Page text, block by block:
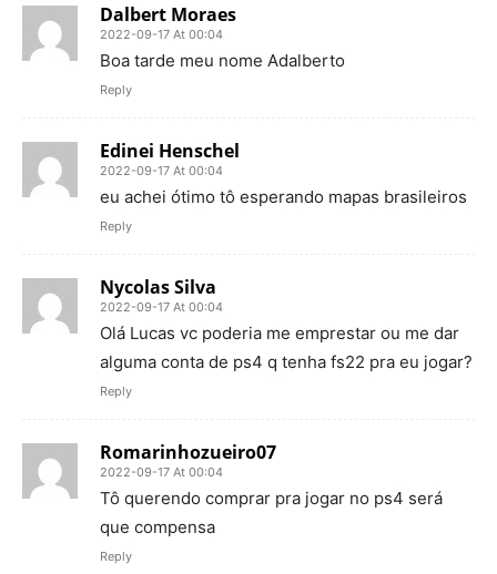
Dalbert Moraes
2022-09-17 At 00:04
Boa tarde meu nome Adalberto
Reply
Edinei Henschel
2022-09-17 At 00:04
eu achei ótimo tô esperando mapas brasileiros
Reply
Nycolas Silva
2022-09-17 At 00:04
Olá Lucas vc poderia me emprestar ou me dar
alguma conta de ps4 q tenha fs22 pra eu jogar?
Reply
Romarinhozueiro07
2022-09-17 At 00:04
Tô querendo comprar pra jogar no ps4 será
que compensa
Reply